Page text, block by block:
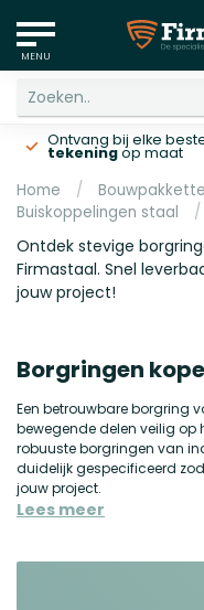
MENU
Ontvang bij elke
tekeningop maat
Home /
Buiskoppelingen staal
/
Ontdek stevige
Firmastaal. Snel
jouw project!
Borgringen
Een betrouwbare borgring
bewegende delen veilig op
robuuste borgringen van
duidelijk gespecificeerd
jouw project.
Lees meer